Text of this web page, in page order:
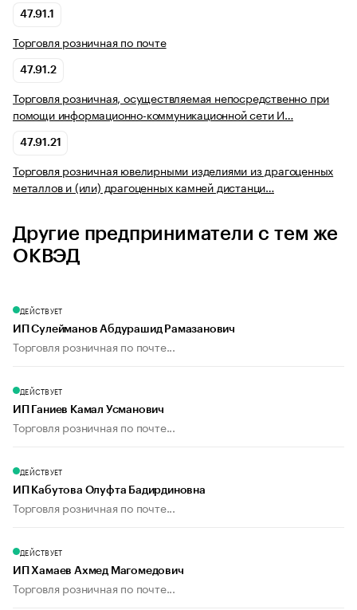
47.91.1
Торговля розничная по почте
47.91.2
Торговля розничная, осуществляемая непосредственно при
помощи информационно-коммуникационной сети И…
47.91.21
Торговля розничная ювелирными изделиями из драгоценных
металлов и (или) драгоценных камней дистанци…
Другие предприниматели с тем же
ОКВЭД
ДЕЙСТВУЕТ
ИП Сулейманов Абдурашид Рамазанович
Торговля розничная по почте...
ДЕЙСТВУЕТ
ИП Ганиев Камал Усманович
Торговля розничная по почте...
ДЕЙСТВУЕТ
ИП Кабутова Олуфта Бадирдиновна
Торговля розничная по почте...
ДЕЙСТВУЕТ
ИП Хамаев Ахмед Магомедович
Торговля розничная по почте...